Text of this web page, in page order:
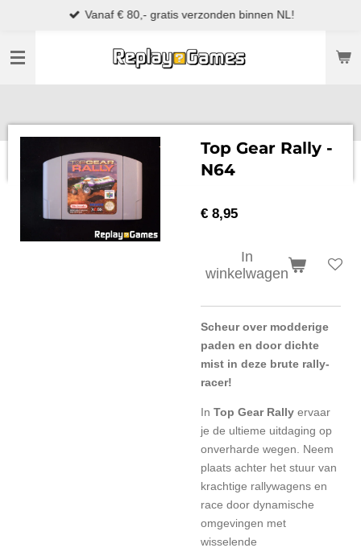
naar
Vanaf € 80,- gratis verzonden binnen NL!
Top Gear Rally -
N64
€ 8,95
In
winkelwagen
Scheur over modderige
paden en door dichte
mist in deze brute rally-
racer!
In Top Gear Rally ervaar
je de ultieme uitdaging op
onverharde wegen. Neem
plaats achter het stuur van
krachtige rallywagens en
race door dynamische
omgevingen met
wisselende